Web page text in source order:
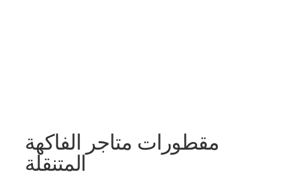
مقطورات متاجر الفاكهة
المتنقلة